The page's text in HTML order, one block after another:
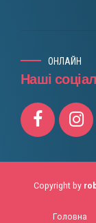
ОНЛАЙН
Наші
Copyright by
Головна